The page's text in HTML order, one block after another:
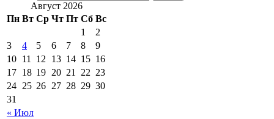
Август 2026
Пн Вт Ср Чт Пт Сб Вс
« Июл
1
2
3
4 5 6 7 8
9
10 11 12 13 14 15 16
17 18 19 20 21 22 23
24 25 26 27 28 29 30
31